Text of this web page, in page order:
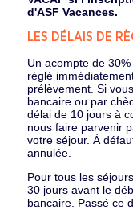
d'ASF Vacances.
LES DÉLAIS DE
Un acompte de
réglé
prélèvement. Si
bancaire ou par
délai de 10 jours à
nous faire parvenir
votre séjour. À
annulée.
Pour tous les
30 jours avant le
bancaire. Passé ce